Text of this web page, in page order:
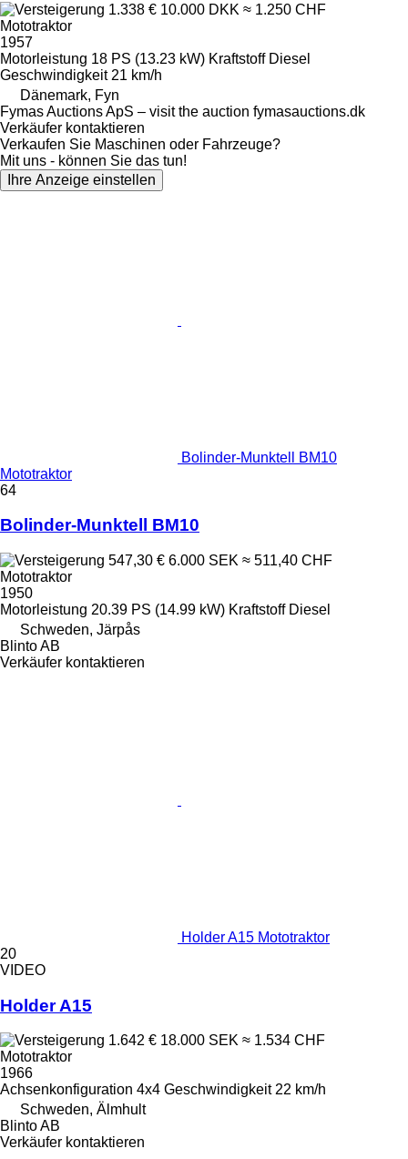
1.338 € 10.000 DKK ≈ 1.250 CHF
Mototraktor
1957
Motorleistung 18 PS (13.23 kW) Kraftstoff Diesel
Geschwindigkeit 21 km/h
Dänemark, Fyn
Fymas Auctions ApS – visit the auction fymasauctions.dk
Verkäufer kontaktieren
Verkaufen Sie Maschinen oder Fahrzeuge?
Mit uns - können Sie das tun!
Ihre Anzeige einstellen
Bolinder-Munktell BM10
Mototraktor
64
Bolinder-Munktell BM10
547,30 € 6.000 SEK ≈ 511,40 CHF
Mototraktor
1950
Motorleistung 20.39 PS (14.99 kW) Kraftstoff Diesel
Schweden, Järpås
Blinto AB
Verkäufer kontaktieren
Holder A15 Mototraktor
20
VIDEO
Holder A15
1.642 € 18.000 SEK ≈ 1.534 CHF
Mototraktor
1966
Achsenkonfiguration 4x4 Geschwindigkeit 22 km/h
Schweden, Älmhult
Blinto AB
Verkäufer kontaktieren